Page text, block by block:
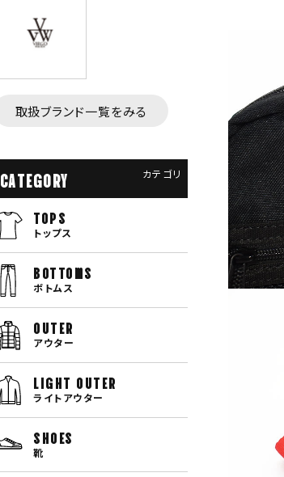
取扱ブランド一覧をみる
CATEGORY カテゴリ
TOPS
トップス
bottoms
ボトムス
OUTER
アウター
LIGHT OUTER
ライトアウター
SHOES
靴